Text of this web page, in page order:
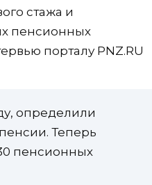
стажа и
пенсионных
порталу PNZ.RU
определили
Теперь
пенсионных